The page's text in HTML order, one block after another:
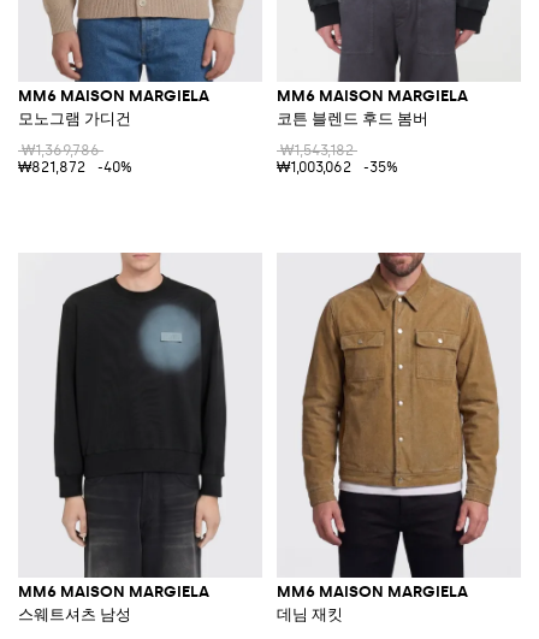
MM6 MAISON MARGIELA
모노그램 가디건
₩1,369,786
₩821,872
-40%
MM6 MAISON MARGIELA
코튼 블렌드 후드 봄버
₩1,543,182
₩1,003,062
-35%
MM6 MAISON MARGIELA
스웨트셔츠 남성
MM6 MAISON MARGIELA
데님 재킷